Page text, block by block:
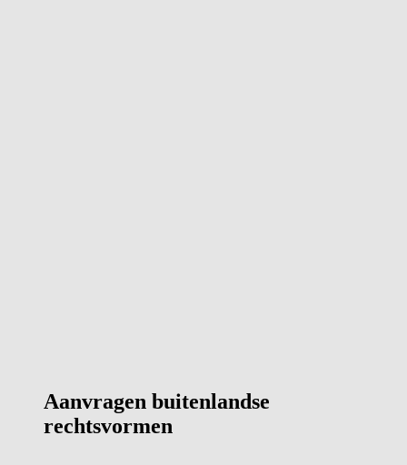
Aanvragen buitenlandse
rechtsvormen